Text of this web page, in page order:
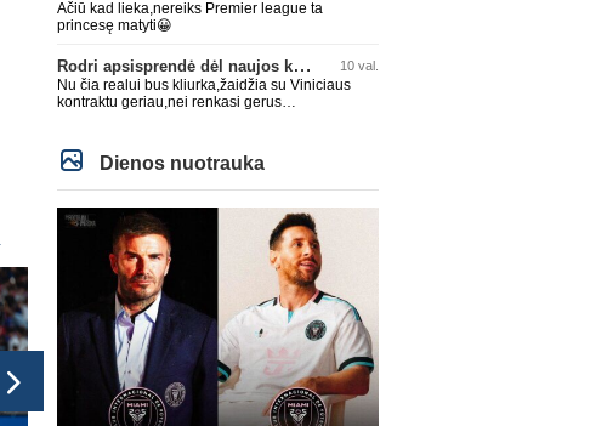
Ačiū kad lieka,nereiks Premier league ta
princesę matyti😀
Rodri apsisprendė dėl naujos komandos 10 val.
Nu čia realui bus kliurka,žaidžia su Viniciaus
kontraktu geriau,nei renkasi gerus
Dienos nuotrauka